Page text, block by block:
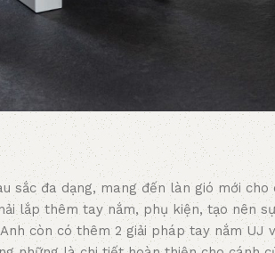
sắc đa dạng, mang đến làn gió mới cho
lắp thêm tay nắm, phụ kiện, tạo nên
còn có thêm 2 giải pháp tay nắm UJ